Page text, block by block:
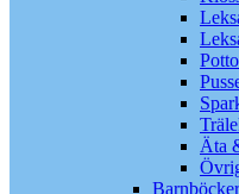
Äta
Barnböcker